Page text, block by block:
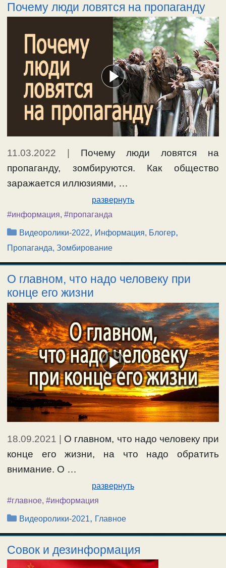
Почему люди ловятся на пропаганду
11.03.2022
Почему люди ловятся на
пропаганду, зомбируются. Как общество
заражается иллюзиями, …
развернуть
#информация, #пропаганда
Рубрики
Видеоролики-2022, Информация, Блогер,
Пропаганда, Зомбирование
О главном, что надо человеку при
конце его жизни
18.09.2021 | О главном, что надо человеку при
конце его жизни, на что надо обратить
внимание. О …
развернуть
#главное, #информация
Рубрики
Видеоролики-2021, Главное
Совок и дезинформация